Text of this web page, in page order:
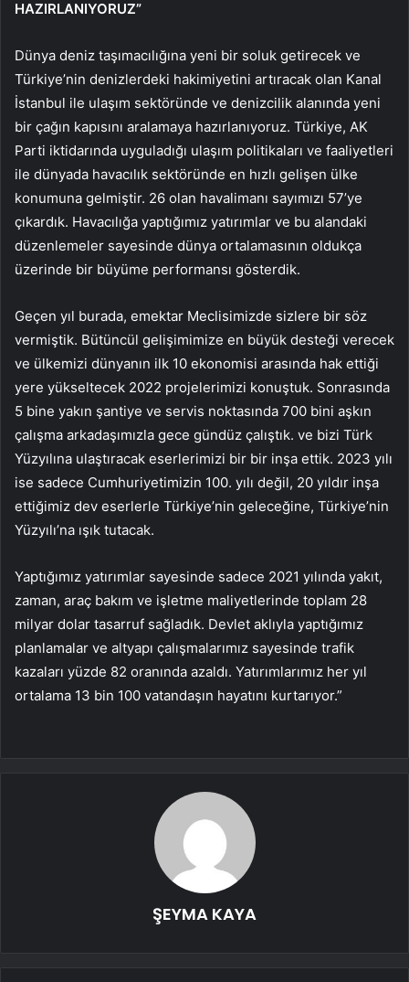
HAZIRLANIYORUZ”
Dünya deniz taşımacılığına yeni bir soluk getirecek ve
Türkiye’nin denizlerdeki hakimiyetini artıracak olan Kanal
İstanbul ile ulaşım sektöründe ve denizcilik alanında yeni
bir çağın kapısını aralamaya hazırlanıyoruz. Türkiye, AK
Parti iktidarında uyguladığı ulaşım politikaları ve faaliyetleri
ile dünyada havacılık sektöründe en hızlı gelişen ülke
konumuna gelmiştir. 26 olan havalimanı sayımızı 57’ye
çıkardık. Havacılığa yaptığımız yatırımlar ve bu alandaki
düzenlemeler sayesinde dünya ortalamasının oldukça
üzerinde bir büyüme performansı gösterdik.
Geçen yıl burada, emektar Meclisimizde sizlere bir söz
vermiştik. Bütüncül gelişimimize en büyük desteği verecek
ve ülkemizi dünyanın ilk 10 ekonomisi arasında hak ettiği
yere yükseltecek 2022 projelerimizi konuştuk. Sonrasında
5 bine yakın şantiye ve servis noktasında 700 bini aşkın
çalışma arkadaşımızla gece gündüz çalıştık. ve bizi Türk
Yüzyılına ulaştıracak eserlerimizi bir bir inşa ettik. 2023 yılı
ise sadece Cumhuriyetimizin 100. yılı değil, 20 yıldır inşa
ettiğimiz dev eserlerle Türkiye’nin geleceğine, Türkiye’nin
Yüzyılı’na ışık tutacak.
Yaptığımız yatırımlar sayesinde sadece 2021 yılında yakıt,
zaman, araç bakım ve işletme maliyetlerinde toplam 28
milyar dolar tasarruf sağladık. Devlet aklıyla yaptığımız
planlamalar ve altyapı çalışmalarımız sayesinde trafik
kazaları yüzde 82 oranında azaldı. Yatırımlarımız her yıl
ortalama 13 bin 100 vatandaşın hayatını kurtarıyor.”
ŞEYMA KAYA